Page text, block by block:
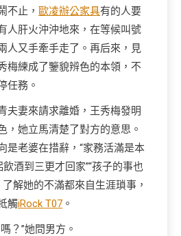
不止， 歐凌辦公家具有的人要
人肝火沖沖地來，在等候叫號
人又手牽手走了。再后來，見
梅練成了鑒貌辨色的本領，不
任務。
夫妻來請求離婚，王秀梅發明
，她立馬清楚了對方的意思。
是老婆在措辭，“家務活滿是本
飲酒到三更才回家”“孩子的事也
解她的不滿都來自生涯瑣事，
觸iRock T07 。
？”她問男方。